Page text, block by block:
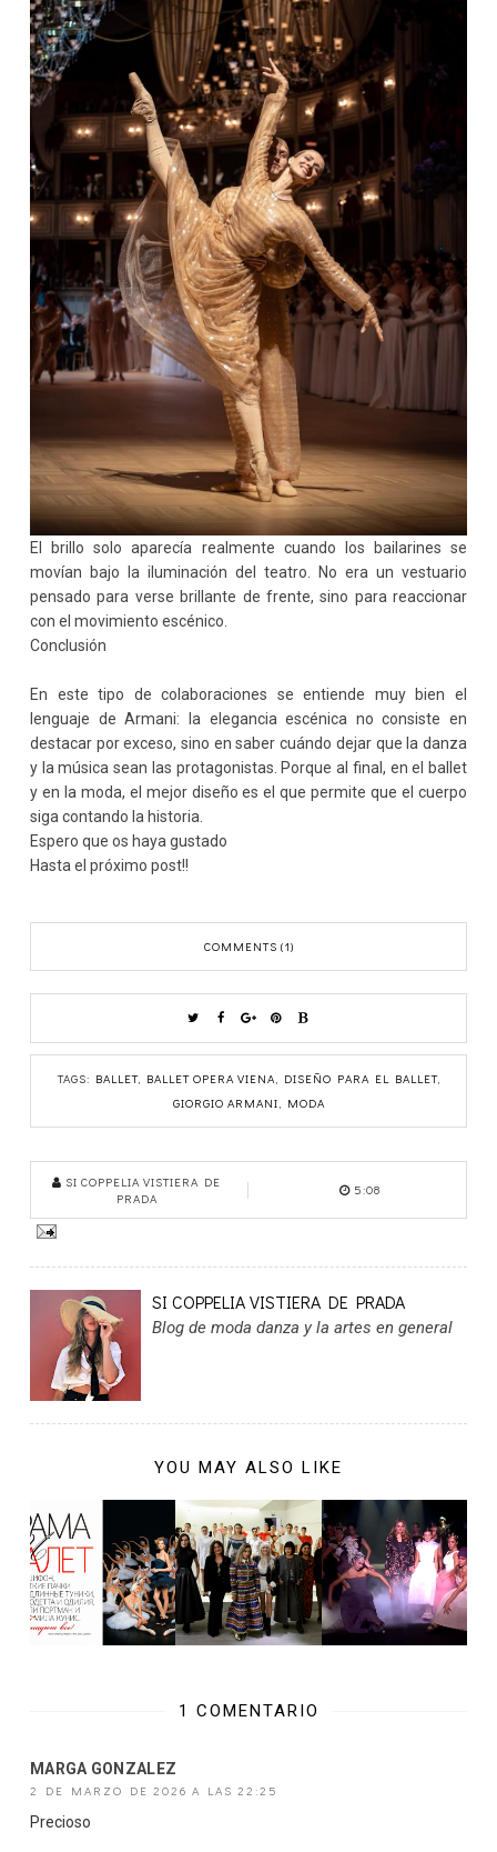
El brillo solo aparecía realmente cuando los bailarines se
movían bajo la iluminación del teatro. No era un vestuario
pensado para verse brillante de frente, sino para reaccionar
con el movimiento escénico.
Conclusión
En este tipo de colaboraciones se entiende muy bien el
lenguaje de Armani: la elegancia escénica no consiste en
destacar por exceso, sino en saber cuándo dejar que la danza
y la música sean las protagonistas. Porque al final, en el ballet
y en la moda, el mejor diseño es el que permite que el cuerpo
siga contando la historia.
Espero que os haya gustado
Hasta el próximo post!!
COMMENTS (1)
TAGS: BALLET, BALLET OPERA VIENA DISEÑO PARA EL BALLET,
GIORGIO ARMANI
MODA
SI COPPELIA VISTIERA DE
PRADA
5:08
SI COPPELIA VISTIERA DE PRADA
Blog de moda danza y la artes en general
YOU MAY ALSO LIKE
1 COMENTARIO
MARGA GONZALEZ
2 DE MARZO DE 2026 A LAS 22:25
Precioso